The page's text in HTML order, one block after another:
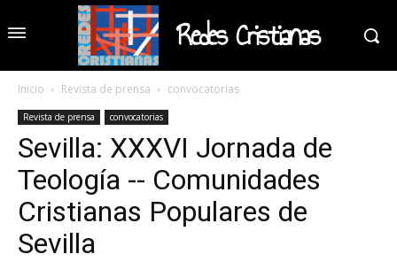
Redes Cristianas
Inicio Revista de prensa convocatorias
Revista de prensa convocatorias
Sevilla: XXXVI Jornada de
Teología -- Comunidades
Cristianas Populares de
Sevilla